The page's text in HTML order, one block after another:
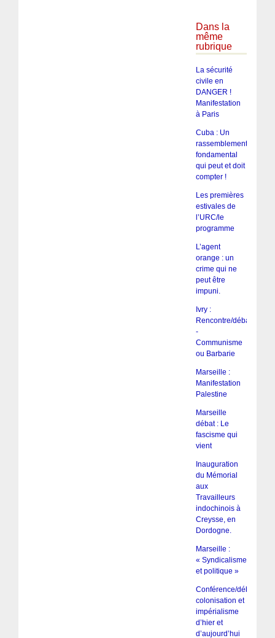
Dans la
même
rubrique
La sécurité
civile en
DANGER !
Manifestation
à Paris
Cuba : Un
rassemblement
fondamental
qui peut et doit
compter !
Les premières
estivales de
l’URC/le
programme
L’agent
orange : un
crime qui ne
peut être
impuni.
Ivry :
Rencontre/débat
-
Communisme
ou Barbarie
Marseille :
Manifestation
Palestine
Marseille
débat : Le
fascisme qui
vient
Inauguration
du Mémorial
aux
Travailleurs
indochinois à
Creysse, en
Dordogne.
Marseille :
« Syndicalisme
et politique »
Conférence/débat :
colonisation et
impérialisme
d’hier et
d’aujourd’hui